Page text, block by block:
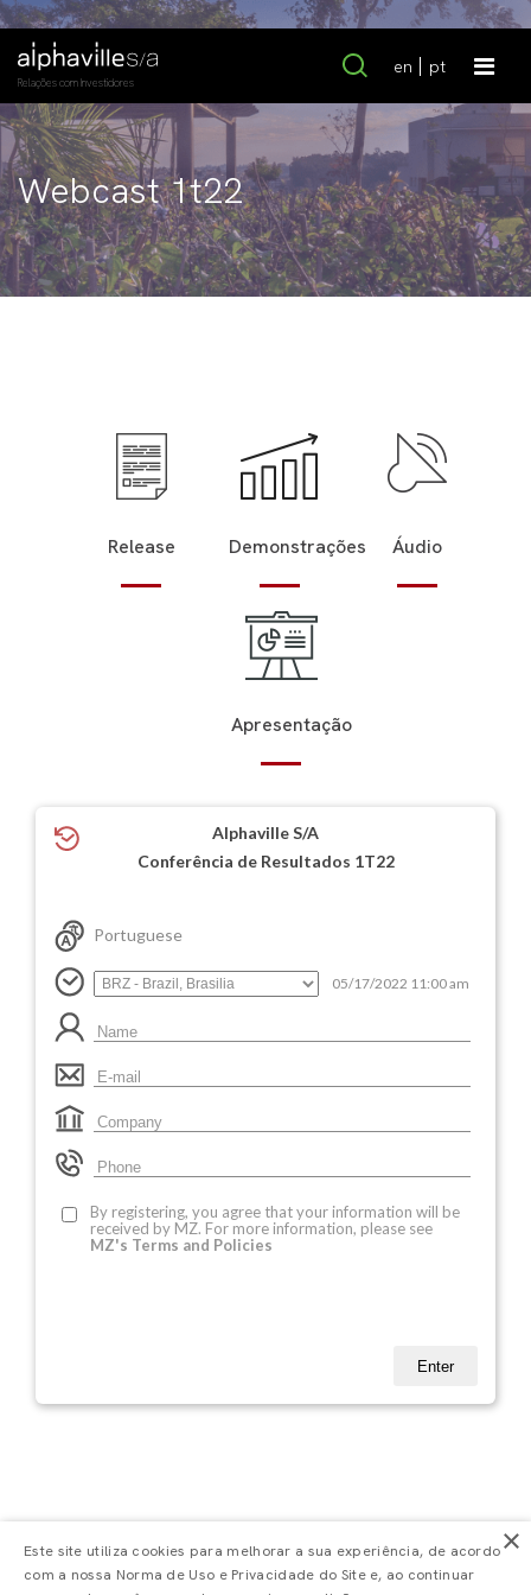
Relações com Investidores
en pt
Webcast 1t22
Release Demonstrações Áudio
Apresentação
×
Este site utiliza cookies para melhorar a sua experiência, de acordo
com a nossa Norma de Uso e Privacidade do Site e, ao continuar